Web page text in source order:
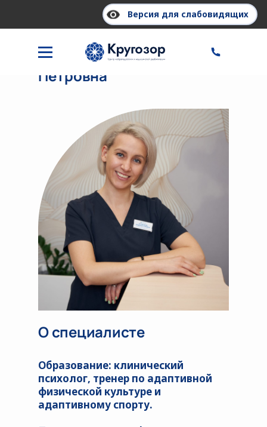
Версия для слабовидящих
Кривошеева Людмила
Петровна
О специалисте
Образование: клинический
психолог, тренер по адаптивной
физической культуре и
адаптивному спорту.